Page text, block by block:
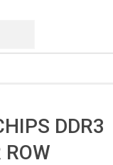
DDR3
ROW